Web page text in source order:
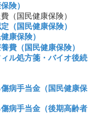
険）
（国民健康保険）
（国民健康保険）
康保険）
費（国民健康保険）
ル処方箋・バイオ後続
病手当金（国民健康保
病手当金（後期高齢者